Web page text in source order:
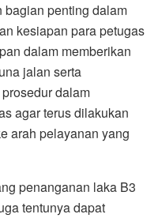
penting dalam
kesiapan para petugas
dalam memberikan
jalan serta
dalam
agar terus dilakukan
arah pelayanan yang
penanganan laka B3
tentunya dapat